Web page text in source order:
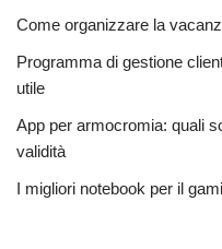
Come organizzare la
Programma di gestione
utile
App per armocromia: quali
validità
I migliori notebook per il